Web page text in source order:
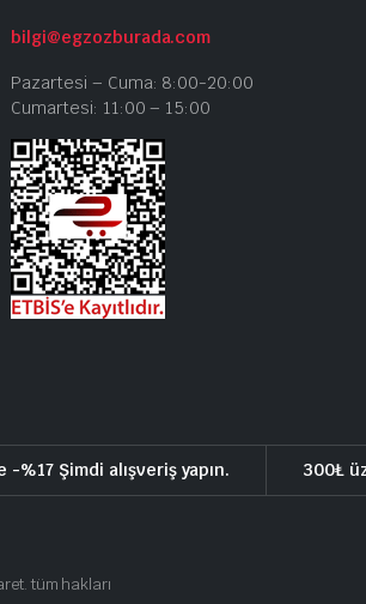
bilgi@egzozburada.com
Pazartesi – Cuma: 8:00-20:00
Cumartesi: 11:00 – 15:00
Şimdi alışveriş yapın. 300₺
tüm hakları